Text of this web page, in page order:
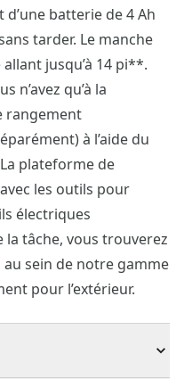
batterie de 4 Ah
tarder. Le manche
jusqu’à 14 pi**.
n’avez qu’à la
rangement
à l’aide du
La plateforme de
les outils pour
électriques
la tâche, vous trouverez
sein de notre gamme
pour l’extérieur.